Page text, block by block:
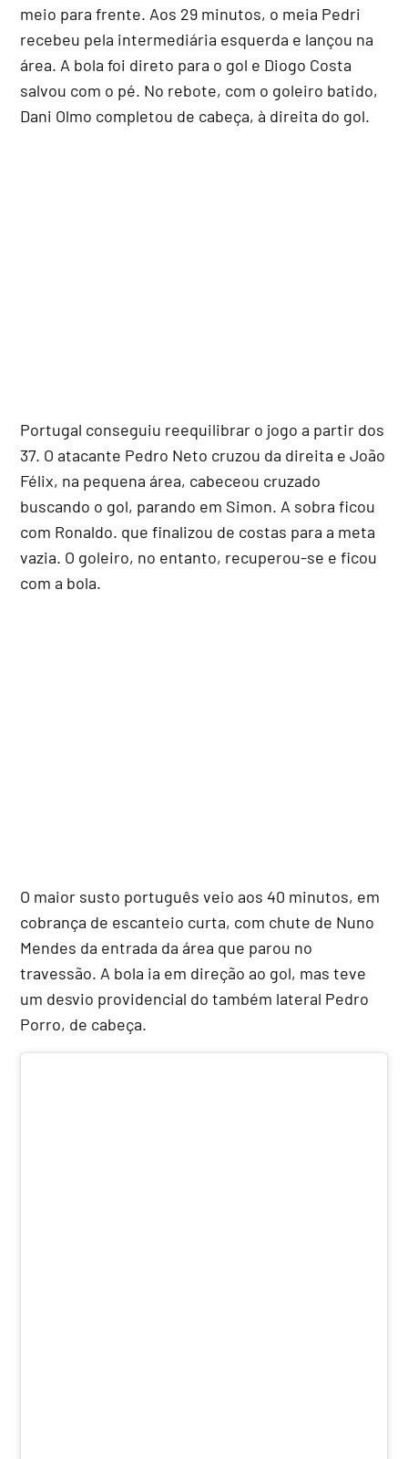
meio para frente. Aos 29 minutos, o meia Pedri
recebeu pela intermediária esquerda e lançou na
área. A bola foi direto para o gol e Diogo Costa
salvou com o pé. No rebote, com o goleiro batido,
Dani Olmo completou de cabeça, à direita do gol.
Portugal conseguiu reequilibrar o jogo a partir dos
37. O atacante Pedro Neto cruzou da direita e João
Félix, na pequena área, cabeceou cruzado
buscando o gol, parando em Simon. A sobra ficou
com Ronaldo. que finalizou de costas para a meta
vazia. O goleiro, no entanto, recuperou-se e ficou
com a bola.
O maior susto português veio aos 40 minutos, em
cobrança de escanteio curta, com chute de Nuno
Mendes da entrada da área que parou no
travessão. A bola ia em direção ao gol, mas teve
um desvio providencial do também lateral Pedro
Porro, de cabeça.